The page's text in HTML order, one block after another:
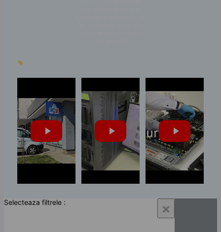
×
Selecteaza filtrele :